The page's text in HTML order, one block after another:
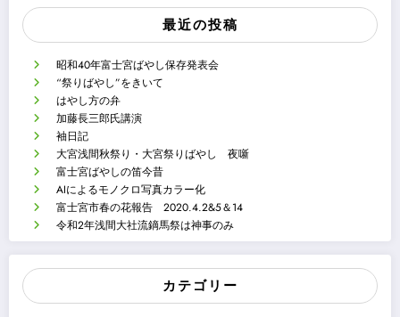
最近の投稿
昭和40年富士宮ばやし保存発表会
“祭りばやし”をきいて
はやし方の弁
加藤長三郎氏講演
袖日記
大宮浅間秋祭り・大宮祭りばやし 夜噺
富士宮ばやしの笛今昔
AIによるモノクロ写真カラー化
富士宮市春の花報告 2020.4.2&5＆14
令和2年浅間大社流鏑馬祭は神事のみ
カテゴリー